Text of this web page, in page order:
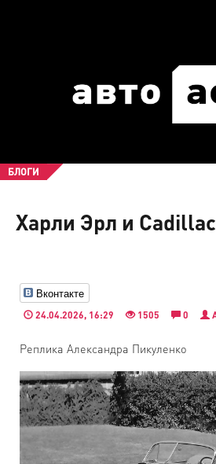
БЛОГИ
Харли Эрл и Cadillac
Вконтакте
24.04.2026, 16:29 1505 0
Реплика Александра Пикуленко